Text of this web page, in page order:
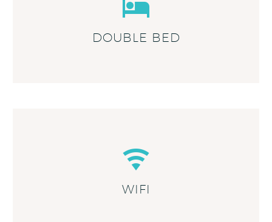
DOUBLE BED
WIFI